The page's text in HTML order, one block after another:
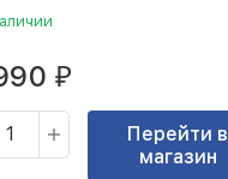
₽
Перейти в
магазин